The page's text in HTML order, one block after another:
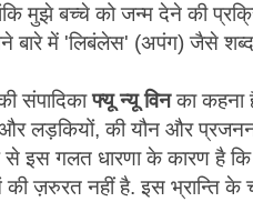
मुझे बच्चे को जन्म देने की
बारे में 'लिबंलेस' (अपंग) जैसे
संपादिकाफ्यू न्यू विनका कहना
लड़कियों, की यौन और प्रजनन
इस गलत धारणा के कारण है कि
ज़रुरत नहीं है. इस भ्रान्ति के